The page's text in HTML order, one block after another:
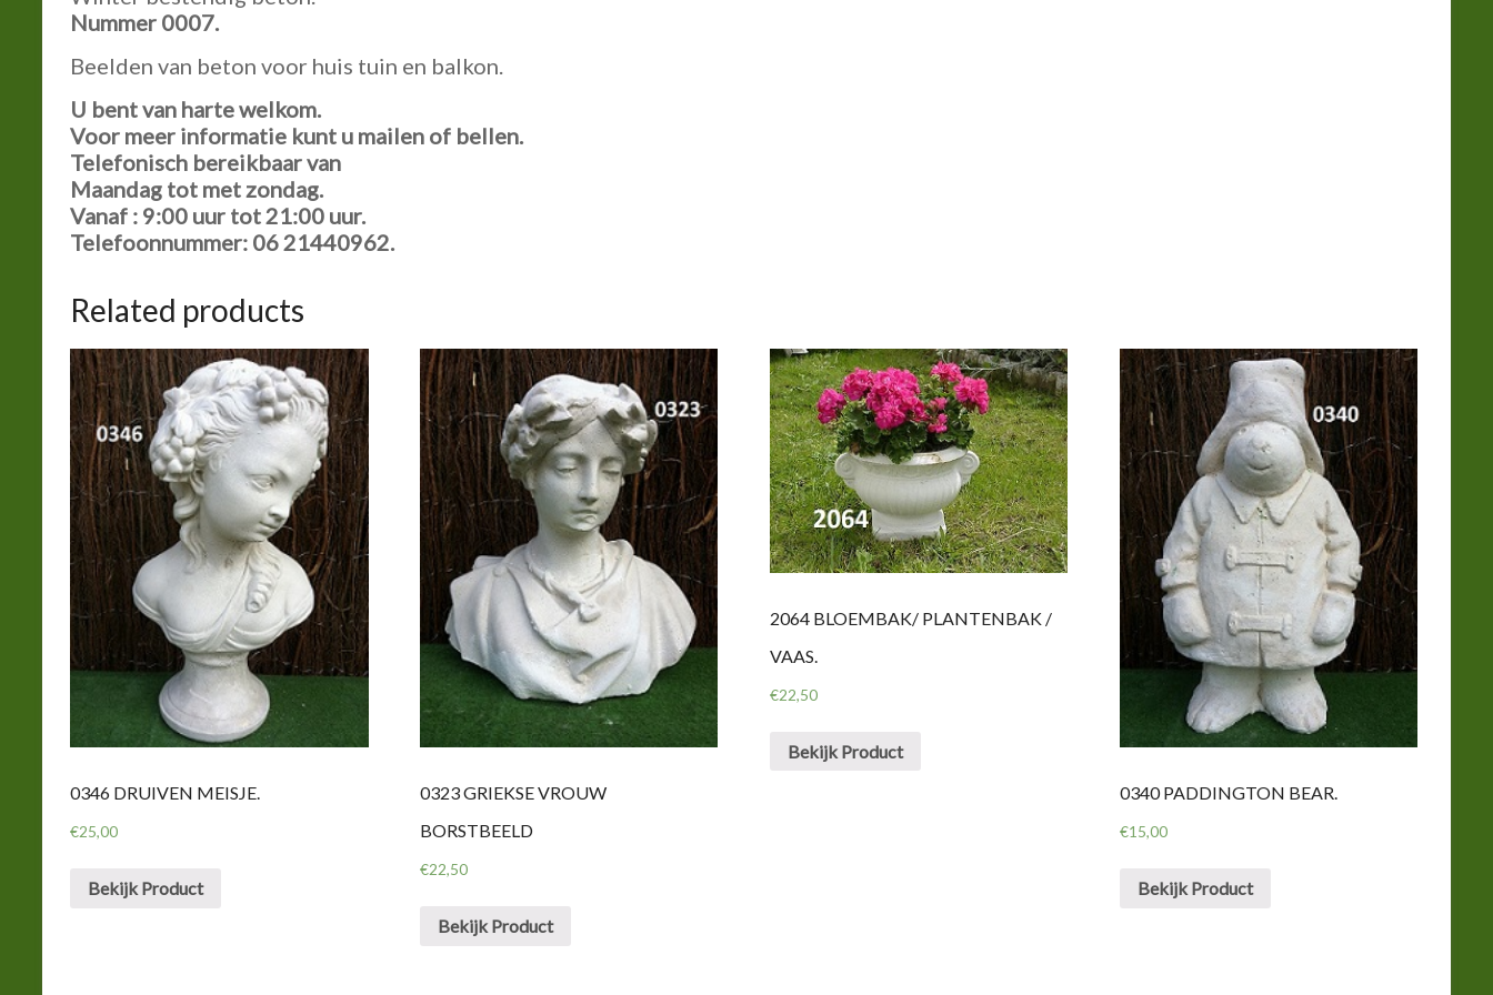
Nummer 0007.
Beelden van beton voor huis tuin en balkon.
U bent van harte welkom.
Voor meer informatie kunt u mailen of bellen.
Telefonisch bereikbaar van
Maandag tot met zondag.
Vanaf : 9:00 uur tot 21:00 uur.
Telefoonnummer: 06 21440962.
Related products
0346 DRUIVEN MEISJE.
€25,00
Bekijk Product
0323 GRIEKSE VROUW
BORSTBEELD
€22,50
Bekijk Product
2064 BLOEMBAK/ PLANTENBAK /
VAAS.
€22,50
Bekijk Product
0340 PADDINGTON BEAR.
€15,00
Bekijk Product